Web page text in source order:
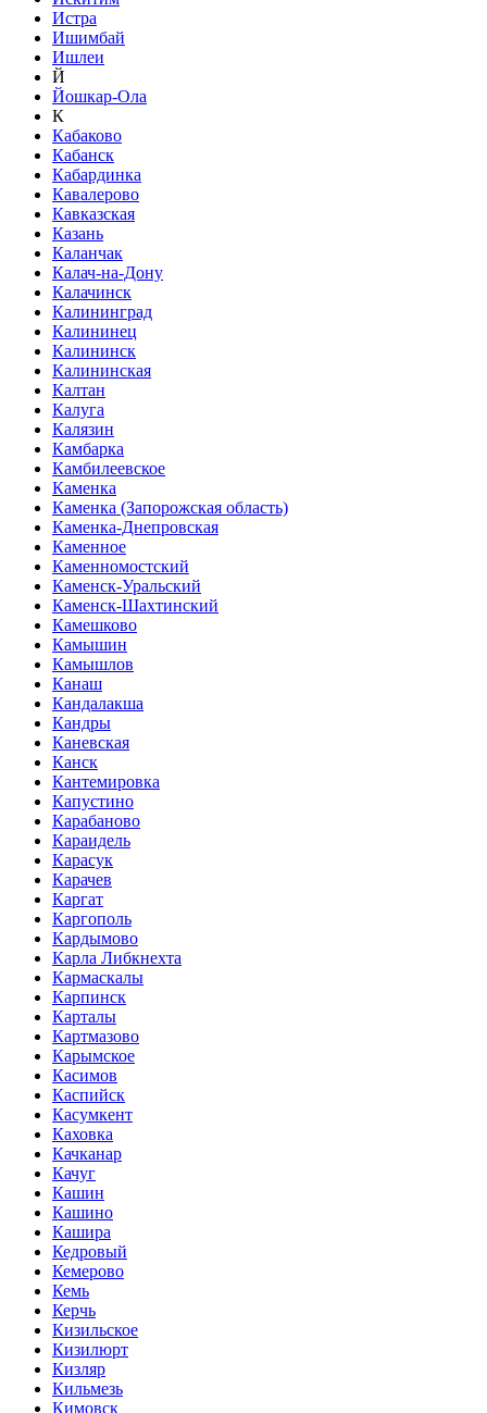
Истра
Ишимбай
Ишлеи
Й
Йошкар-Ола
К
Кабаково
Кабанск
Кабардинка
Кавалерово
Кавказская
Казань
Каланчак
Калач-на-Дону
Калачинск
Калининград
Калининец
Калининск
Калининская
Калтан
Калуга
Калязин
Камбарка
Камбилеевское
Каменка
Каменка (Запорожская область)
Каменка-Днепровская
Каменное
Каменномостский
Каменск-Уральский
Каменск-Шахтинский
Камешково
Камышин
Камышлов
Канаш
Кандалакша
Кандры
Каневская
Канск
Кантемировка
Капустино
Карабаново
Караидель
Карасук
Карачев
Каргат
Каргополь
Кардымово
Карла Либкнехта
Кармаскалы
Карпинск
Карталы
Картмазово
Карымское
Касимов
Каспийск
Касумкент
Каховка
Качканар
Качуг
Кашин
Кашино
Кашира
Кедровый
Кемерово
Кемь
Керчь
Кизильское
Кизилюрт
Кизляр
Кильмезь
Кимовск